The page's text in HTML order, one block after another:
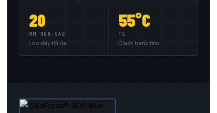
20
MM NON-SAG
Lớp dày tối đa
55°C
TG
Glass transition